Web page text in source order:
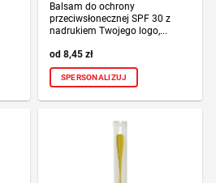
Balsam do ochrony
przeciwsłonecznej SPF 30 z
nadrukiem Twojego logo,...
8,45zł
SPERSONALIZUJ